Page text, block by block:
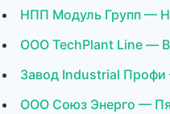
НПП Модуль Групп —
ООО TechPlant Line —
Завод Industrial
ООО Союз Энерго —